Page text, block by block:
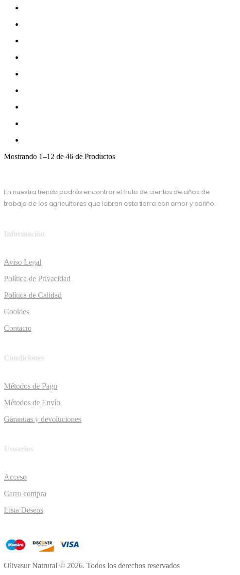
Mostrando 1–12 de 46 de Productos
En nuestra tienda podrás encontrar el fruto de cientos de años de
trabajo de los agricultores que labran esta tierra con amor y cariño.
Información
Aviso Legal
Política de Privacidad
Política de Calidad
Cookies
Contacto
Condiciones
Métodos de Pago
Métodos de Envío
Garantias y devoluciones
Usuarios
Acceso
Carro compra
Lista Deseos
Olivasur Natrural © 2026. Todos los derechos reservados